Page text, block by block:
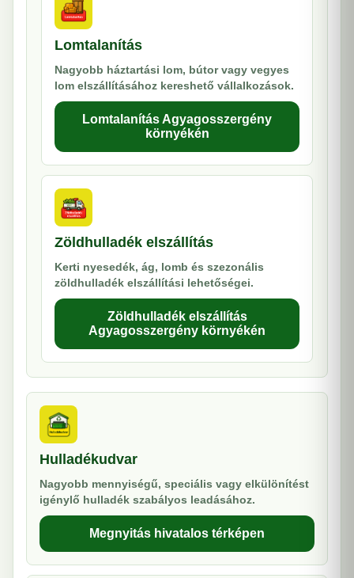
Lomtalanítás
Nagyobb háztartási lom, bútor vagy vegyes
lom elszállításához kereshető vállalkozások.
Lomtalanítás Agyagosszergény
környékén
Zöldhulladék elszállítás
Kerti nyesedék, ág, lomb és szezonális
zöldhulladék elszállítási lehetőségei.
Zöldhulladék elszállítás
Agyagosszergény környékén
Hulladékudvar
Nagyobb mennyiségű, speciális vagy elkülönítést
igénylő hulladék szabályos leadásához.
Megnyitás hivatalos térképen